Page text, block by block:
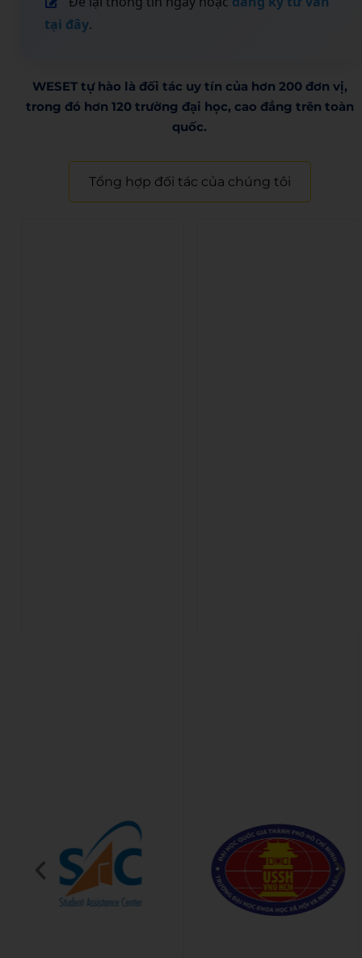
tại đây.
WESET tự hào là đối tác uy tín của hơn 200 đơn vị,
trong đó hơn 120 trường đại học, cao đẳng trên toàn
quốc.​
Tổng hợp đối tác của chúng tôi